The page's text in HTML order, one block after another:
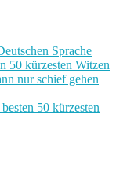
Sprache
50 kürzesten Witzen
nur schief gehen
50 kürzesten